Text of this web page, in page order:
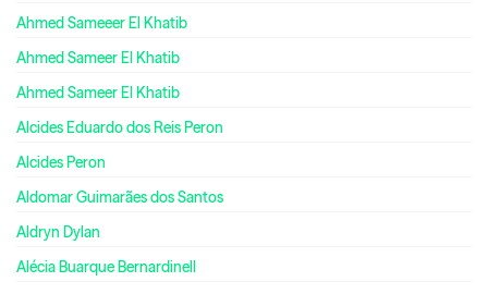
Ahmed Sameeer El Khatib
Ahmed Sameer El Khatib
Ahmed Sameer El Khatib
Alcides Eduardo dos Reis Peron
Alcides Peron
Aldomar Guimarães dos Santos
Aldryn Dylan
Alécia Buarque Bernardinell